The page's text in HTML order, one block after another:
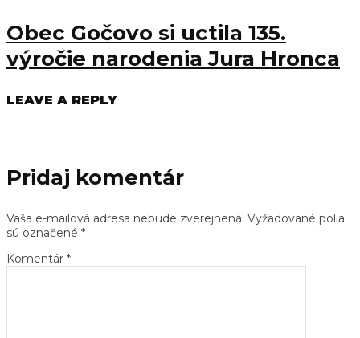
Obec Gočovo si uctila 135.
výročie narodenia Jura Hronca
LEAVE A REPLY
Pridaj komentár
Vaša e-mailová adresa nebude zverejnená. Vyžadované polia
sú označené *
Komentár *